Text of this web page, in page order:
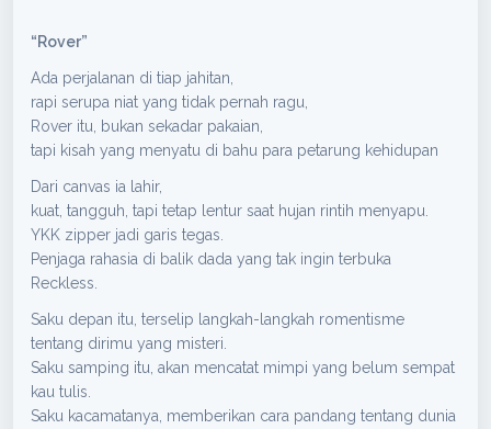
“Rover”
Ada perjalanan di tiap jahitan,
rapi serupa niat yang tidak pernah ragu,
Rover itu, bukan sekadar pakaian,
tapi kisah yang menyatu di bahu para petarung kehidupan
Dari canvas ia lahir,
kuat, tangguh, tapi tetap lentur saat hujan rintih menyapu.
YKK zipper jadi garis tegas.
Penjaga rahasia di balik dada yang tak ingin terbuka
Reckless.
Saku depan itu, terselip langkah-langkah romentisme
tentang dirimu yang misteri.
Saku samping itu, akan mencatat mimpi yang belum sempat
kau tulis.
Saku kacamatanya, memberikan cara pandang tentang dunia